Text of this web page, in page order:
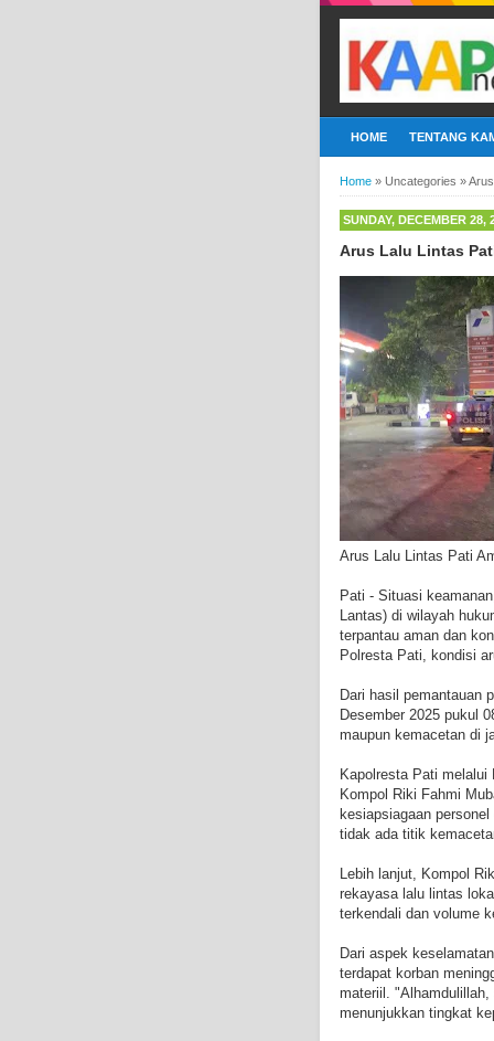
HOME TENTANG
Home » Uncategories »
SUNDAY, DECEMBER 28,
Arus Lalu Lintas
Arus Lalu Lintas Pati
Pati - Situasi
Lantas) di wilayah
terpantau aman dan
Polresta Pati, kondisi
Dari hasil pemantauan
Desember 2025 pukul
maupun kemacetan di
Kapolresta Pati melalui
Kompol Riki Fahmi
kesiapsiagaan
tidak ada titik
Lebih lanjut, Kompol
rekayasa lalu lintas
terkendali dan volume
Dari aspek
terdapat korban
materiil.
menunjukkan tingkat